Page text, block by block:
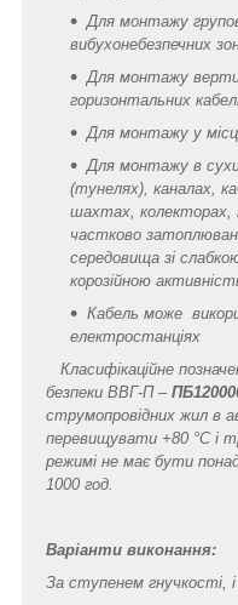
Для монтажу
вибухонебезпечних
Для монтажу
горизонтальних
Для монтажу у
Для монтажу в
(тунелях), каналах,
шахтах, колекторах,
частково
середовища зі
корозійною
Кабель може
електростанціях
Класифікаційне
безпеки ВВГ-П –
струмопровідних жил в
перевищувати +80 °C і
режимі не має бути
1000 год.
Варіанти виконання:
За ступенем гнучкості, і